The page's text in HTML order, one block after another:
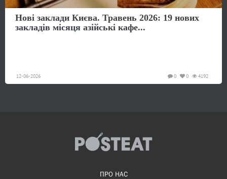
Нові заклади Києва. Травень 2026: 19 нових
закладів місяця азійські кафе...
12-06-2026 4192
0
0
ПРО НАС